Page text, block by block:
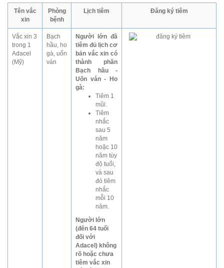
Tên vắc
xin
Phòng
bệnh
Lịch tiêm Đăng ký tiêm
Vắc xin 3
trong 1
Adacel
(Mỹ)
Bạch
hầu, ho
gà, uốn
ván
Người lớn đã
tiêm đủ lịch cơ
bản vắc xin có
thành phần
Bạch hầu -
Uốn ván - Ho
gà:
Tiêm 1
mũi.
Tiêm
nhắc
sau 5
năm
hoặc 10
năm tùy
độ tuổi,
và sau
đó tiêm
nhắc
mỗi 10
năm.
Người lớn
(đến 64 tuổi
đối với
Adacel) không
rõ hoặc chưa
tiêm vắc xin